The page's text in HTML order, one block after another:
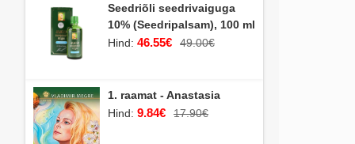
Seedriõli seedrivaiguga
10% (Seedripalsam), 100 ml
Hind: 46.55€ 49.00€
1. raamat - Anastasia
Hind: 9.84€ 17.90€